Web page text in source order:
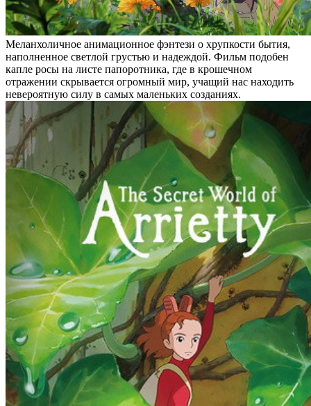
Меланхоличное анимационное фэнтези о хрупкости бытия,
наполненное светлой грустью и надеждой. Фильм подобен
капле росы на листе папоротника, где в крошечном
отражении скрывается огромный мир, учащий нас находить
невероятную силу в самых маленьких созданиях.